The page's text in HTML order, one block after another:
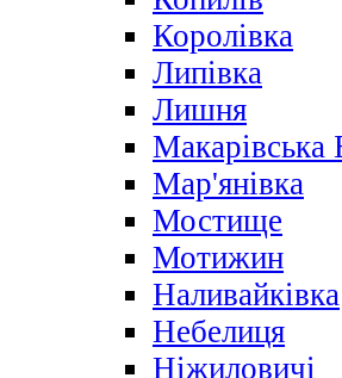
Королівка
Липівка
Лишня
Макарівська
Мар'янівка
Мостище
Мотижин
Наливайківка
Небелиця
Ніжиловичі